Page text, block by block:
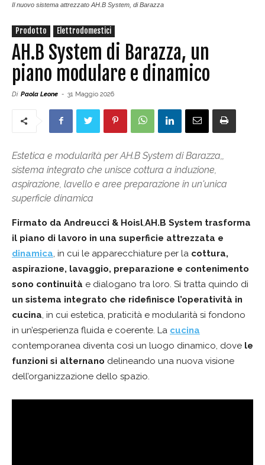
Il nuovo sistema attrezzato AH.B System, di Barazza
Prodotto Elettrodomestici
AH.B System di Barazza, un
piano modulare e dinamico
Di Paola Leone - 31 Maggio 2026
Estetica e modularità per AH.B System di Barazza,,
sistema integrato che unisce cottura a induzione,
aspirazione, lavello e aree preparazione in un'unica
superficie dinamica
Firmato da Andreucci & Hoisl,AH.B System trasforma
il piano di lavoro in una superficie attrezzata e
dinamica, in cui le apparecchiature per la cottura,
aspirazione, lavaggio, preparazione e contenimento
sono continuità e dialogano tra loro. Si tratta quindo di
un sistema integrato che ridefinisce l’operatività in
cucina, in cui estetica, praticità e modularità si fondono
in un’esperienza fluida e coerente. La cucina
contemporanea diventa così un luogo dinamico, dove le
funzioni si alternano delineando una nuova visione
dell’organizzazione dello spazio.